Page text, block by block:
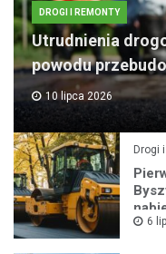
DROGI I REMONTY
Utrudnienia
powodu
10 lipca 2026
Drogi
6